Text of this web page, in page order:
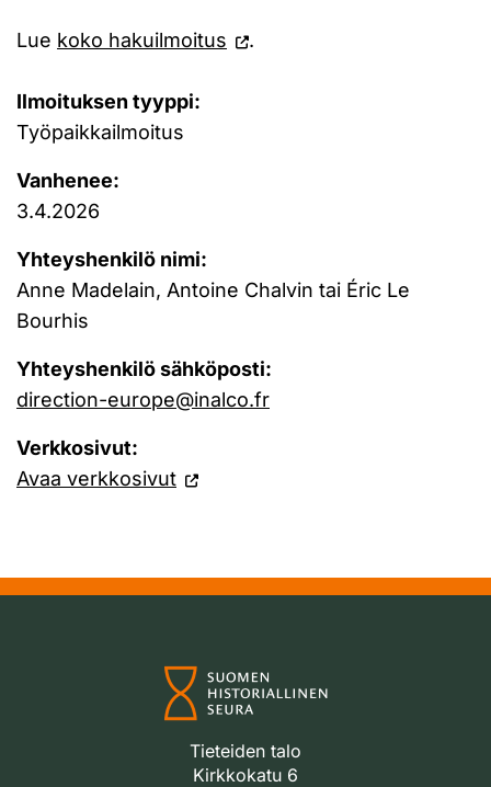
Lue koko hakuilmoitus .
Ilmoituksen tyyppi:
Työpaikkailmoitus
Vanhenee:
3.4.2026
Yhteyshenkilö nimi:
Anne Madelain, Antoine Chalvin tai Éric Le
Bourhis
Yhteyshenkilö sähköposti:
direction-europe@inalco.fr
Verkkosivut:
Avaa verkkosivut
Tieteiden talo
Kirkkokatu 6